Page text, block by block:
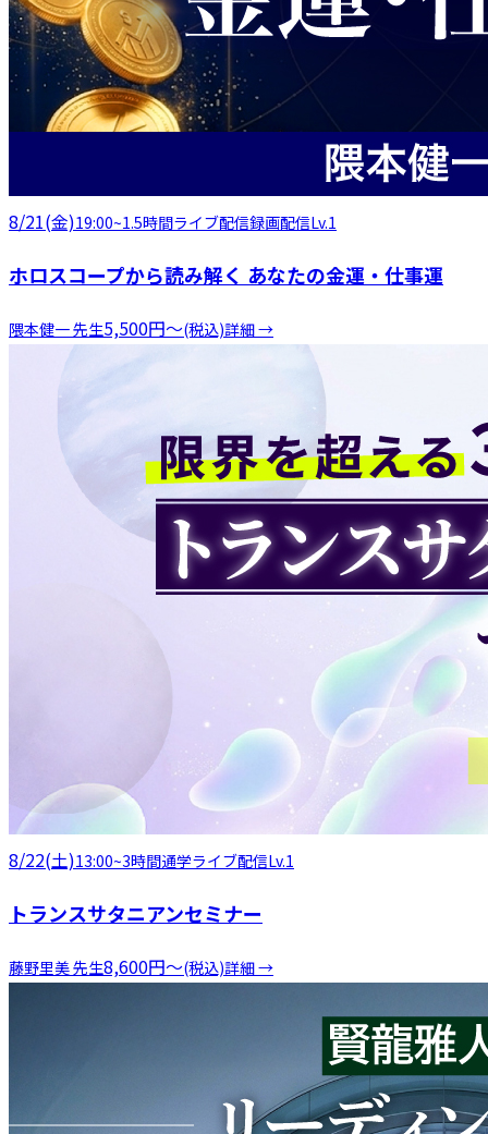
8/21(金)19:00~1.5時間ライブ配信録画配信Lv.1
ホロスコープから読み解く あなたの金運・仕事運
隈本健一先生5,500円〜(税込)詳細 →
8/22(土)13:00~3時間通学ライブ配信Lv.1
トランスサタニアンセミナー
藤野里美先生8,600円〜(税込)詳細 →